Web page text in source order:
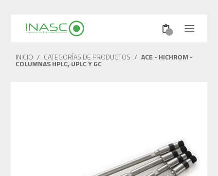
INICIO / CATEGORÍAS DE PRODUCTOS / ACE - HICHROM -
COLUMNAS HPLC, UPLC Y GC